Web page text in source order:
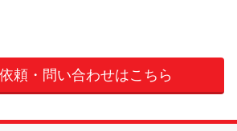
頼・問い合わせはこちら